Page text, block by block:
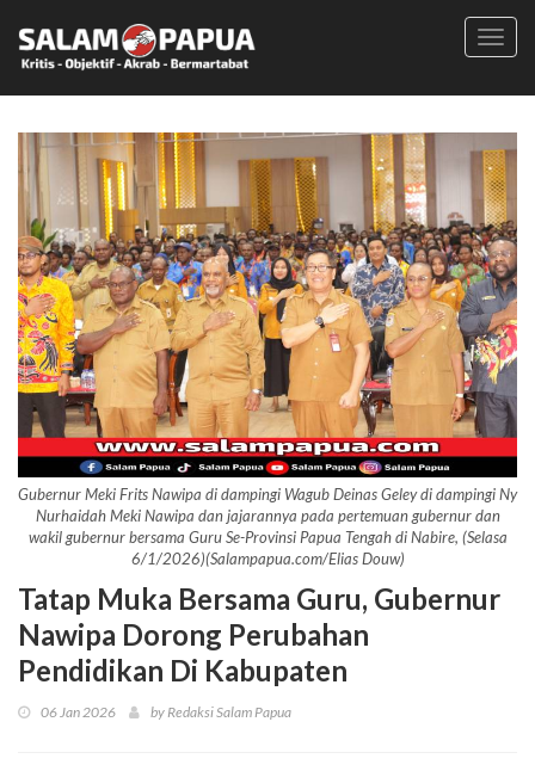
Gubernur Meki Frits Nawipa di dampingi Wagub Deinas Geley di dampingi Ny
Nurhaidah Meki Nawipa dan jajarannya pada pertemuan gubernur dan
wakil gubernur bersama Guru Se-Provinsi Papua Tengah di Nabire, (Selasa
6/1/2026)(Salampapua.com/Elias Douw)
Tatap Muka Bersama Guru, Gubernur
Nawipa Dorong Perubahan
Pendidikan Di Kabupaten
06 Jan 2026 by Redaksi Salam Papua